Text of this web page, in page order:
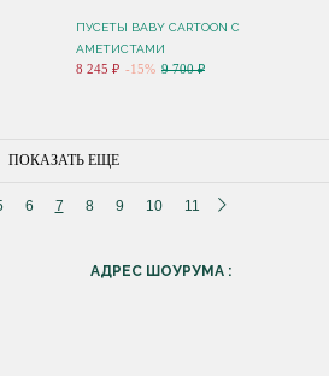
ПУСЕТЫ BABY CARTOON С
АМЕТИСТАМИ
8 245 ₽ -15% 9 700 ₽
ПОКАЗАТЬ ЕЩЕ
6 7 8 9 10 11
АДРЕС ШОУРУМА :